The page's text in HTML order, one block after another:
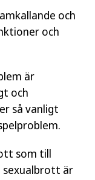
och
och
är
och
så vanligt
som till
sexualbrott är